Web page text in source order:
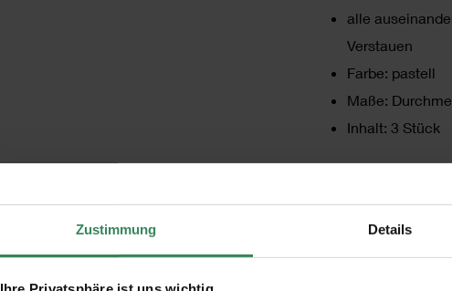
Zustimmung Details
alle
Verstauen
Farbe: pastell
Maße:
Inhalt: 3 Stück
HERSTELLER